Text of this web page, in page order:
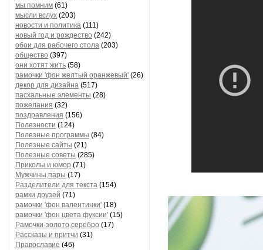
мы помним (61)
мысли вслух (203)
новости и политика (111)
новый год и рождество (242)
обои для рабочего стола (203)
общество (397)
они хотят жить (58)
рамочки 'фон желтый оранжевый' (26)
декор для дизайна (517)
пасхальные элементы (28)
пожелания (32)
поздравления (156)
Полезности (124)
Полезные программы (84)
Полезные сайты (21)
Полезные советы (285)
Приколы и юмор (71)
Мужчины,пары (17)
Разделители для текста (154)
рамки друзей (71)
рамочки 'фон валентинки' (18)
рамочки 'фон цвета фуксии' (15)
Рамочки-золото,серебро (17)
Рассказы и притчи (31)
Православие (46)